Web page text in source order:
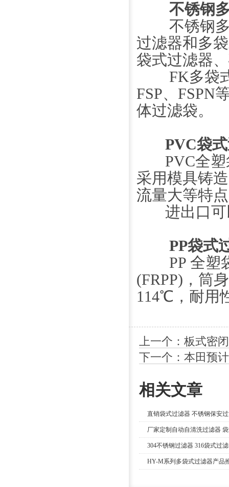
不锈钢
不锈钢多
过滤器和多
袋式过滤器
FK多袋式
FSP、FSPN
体过滤袋。
PVC袋
PVC全塑
采用模具铸
流量大等特
进出口可
PP袋式
PP 全塑袋
(FRPP)，筒
114℃，耐用
上一个：板式密
下一个：本田预
相关文章
直销袋式过滤器 不锈钢保安
厂家定制自动自清洗过滤器
304不锈钢过滤器 316袋式过
HY-M系列多袋式过滤器产品